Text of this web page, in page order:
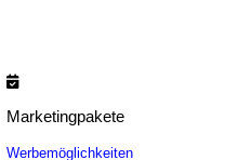
Marketingpakete
Werbemöglichkeiten